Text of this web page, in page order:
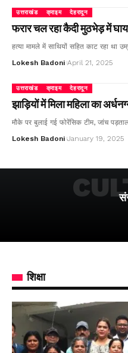
उत्तराखंड क्राइम देहरादून
फरार चल रहा कैदी मुठभेड़ में
हत्या मामले में साथियों सहित काट रहा था
Lokesh Badoni April 21, 2025
उत्तराखंड क्राइम देहरादून
झाड़ियों में मिला महिला का
मौके पर बुलाई गई फोरेंसिक टीम, जांच
Lokesh Badoni January 19, 2025
शिक्षा